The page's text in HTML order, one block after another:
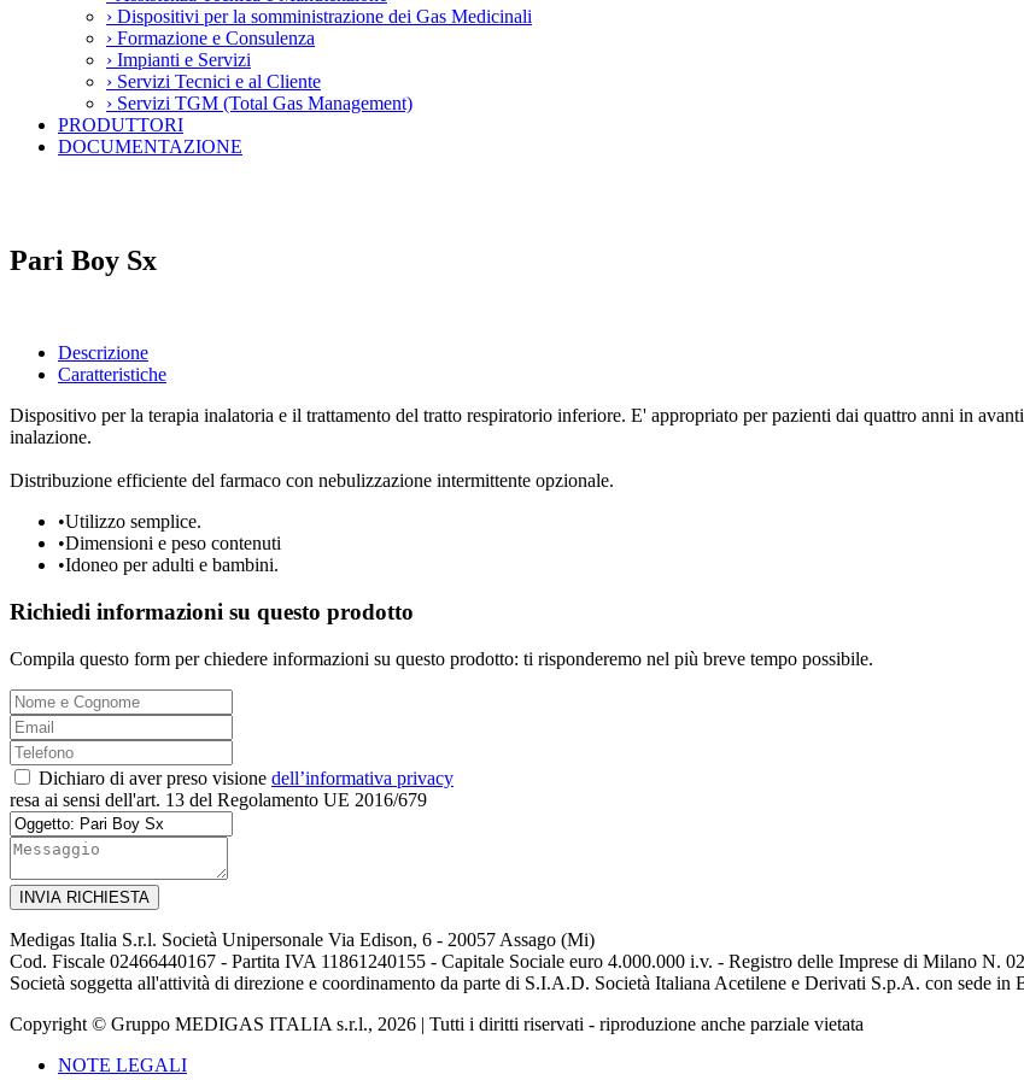
› Dispositivi per la somministrazione dei Gas Medicinali
› Formazione e Consulenza
› Impianti e Servizi
› Servizi Tecnici e al Cliente
› Servizi TGM (Total Gas Management)
PRODUTTORI
DOCUMENTAZIONE
Pari Boy Sx
Descrizione
Caratteristiche
Dispositivo per la terapia inalatoria e il trattamento del tratto respiratorio inferiore. E' appropriato per pazienti dai quattro anni in
inalazione.
Distribuzione efficiente del farmaco con nebulizzazione intermittente opzionale.
•Utilizzo semplice.
•Dimensioni e peso contenuti
•Idoneo per adulti e bambini.
Richiedi informazioni su questo prodotto
Compila questo form per chiedere informazioni su questo prodotto: ti risponderemo nel più breve tempo possibile.
Dichiaro di aver preso visione dell’informativa privacy
resa ai sensi dell'art. 13 del Regolamento UE 2016/679
INVIA RICHIESTA
Medigas Italia S.r.l. Società Unipersonale Via Edison, 6 - 20057 Assago (Mi)
Cod. Fiscale 02466440167 - Partita IVA 11861240155 - Capitale Sociale euro 4.000.000 i.v. - Registro delle Imprese di Milano N.
Società soggetta all'attività di direzione e coordinamento da parte di S.I.A.D. Società Italiana Acetilene e Derivati S.p.A. con sede
Copyright © Gruppo MEDIGAS ITALIA s.r.l., 2026 | Tutti i diritti riservati - riproduzione anche parziale vietata
NOTE LEGALI